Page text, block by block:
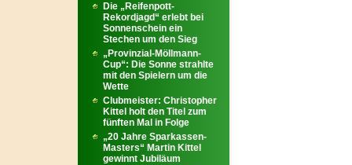
Die „Reifenpott-
Rekordjagd“ erlebt bei
Sonnenschein ein
Stechen um den Sieg
„Provinzial-Möllmann-
Cup“: Die Sonne strahlte
mit den Spielern um die
Wette
Clubmeister: Christopher
Kittel holt den Titel zum
fünften Mal in Folge
„20 Jahre Sparkassen-
Masters“ Martin Kittel
gewinnt Jubiläum